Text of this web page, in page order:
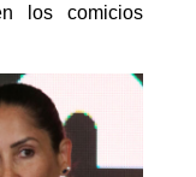
los comicios